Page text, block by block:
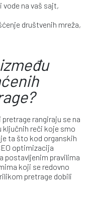
na vaš sajt,
društvenih mreža,
rangiraju se na
ključnih reči koje smo
ta što kod organskih
optimizacija
postavljenim pravilima
koji se redovno
pretrage dobili